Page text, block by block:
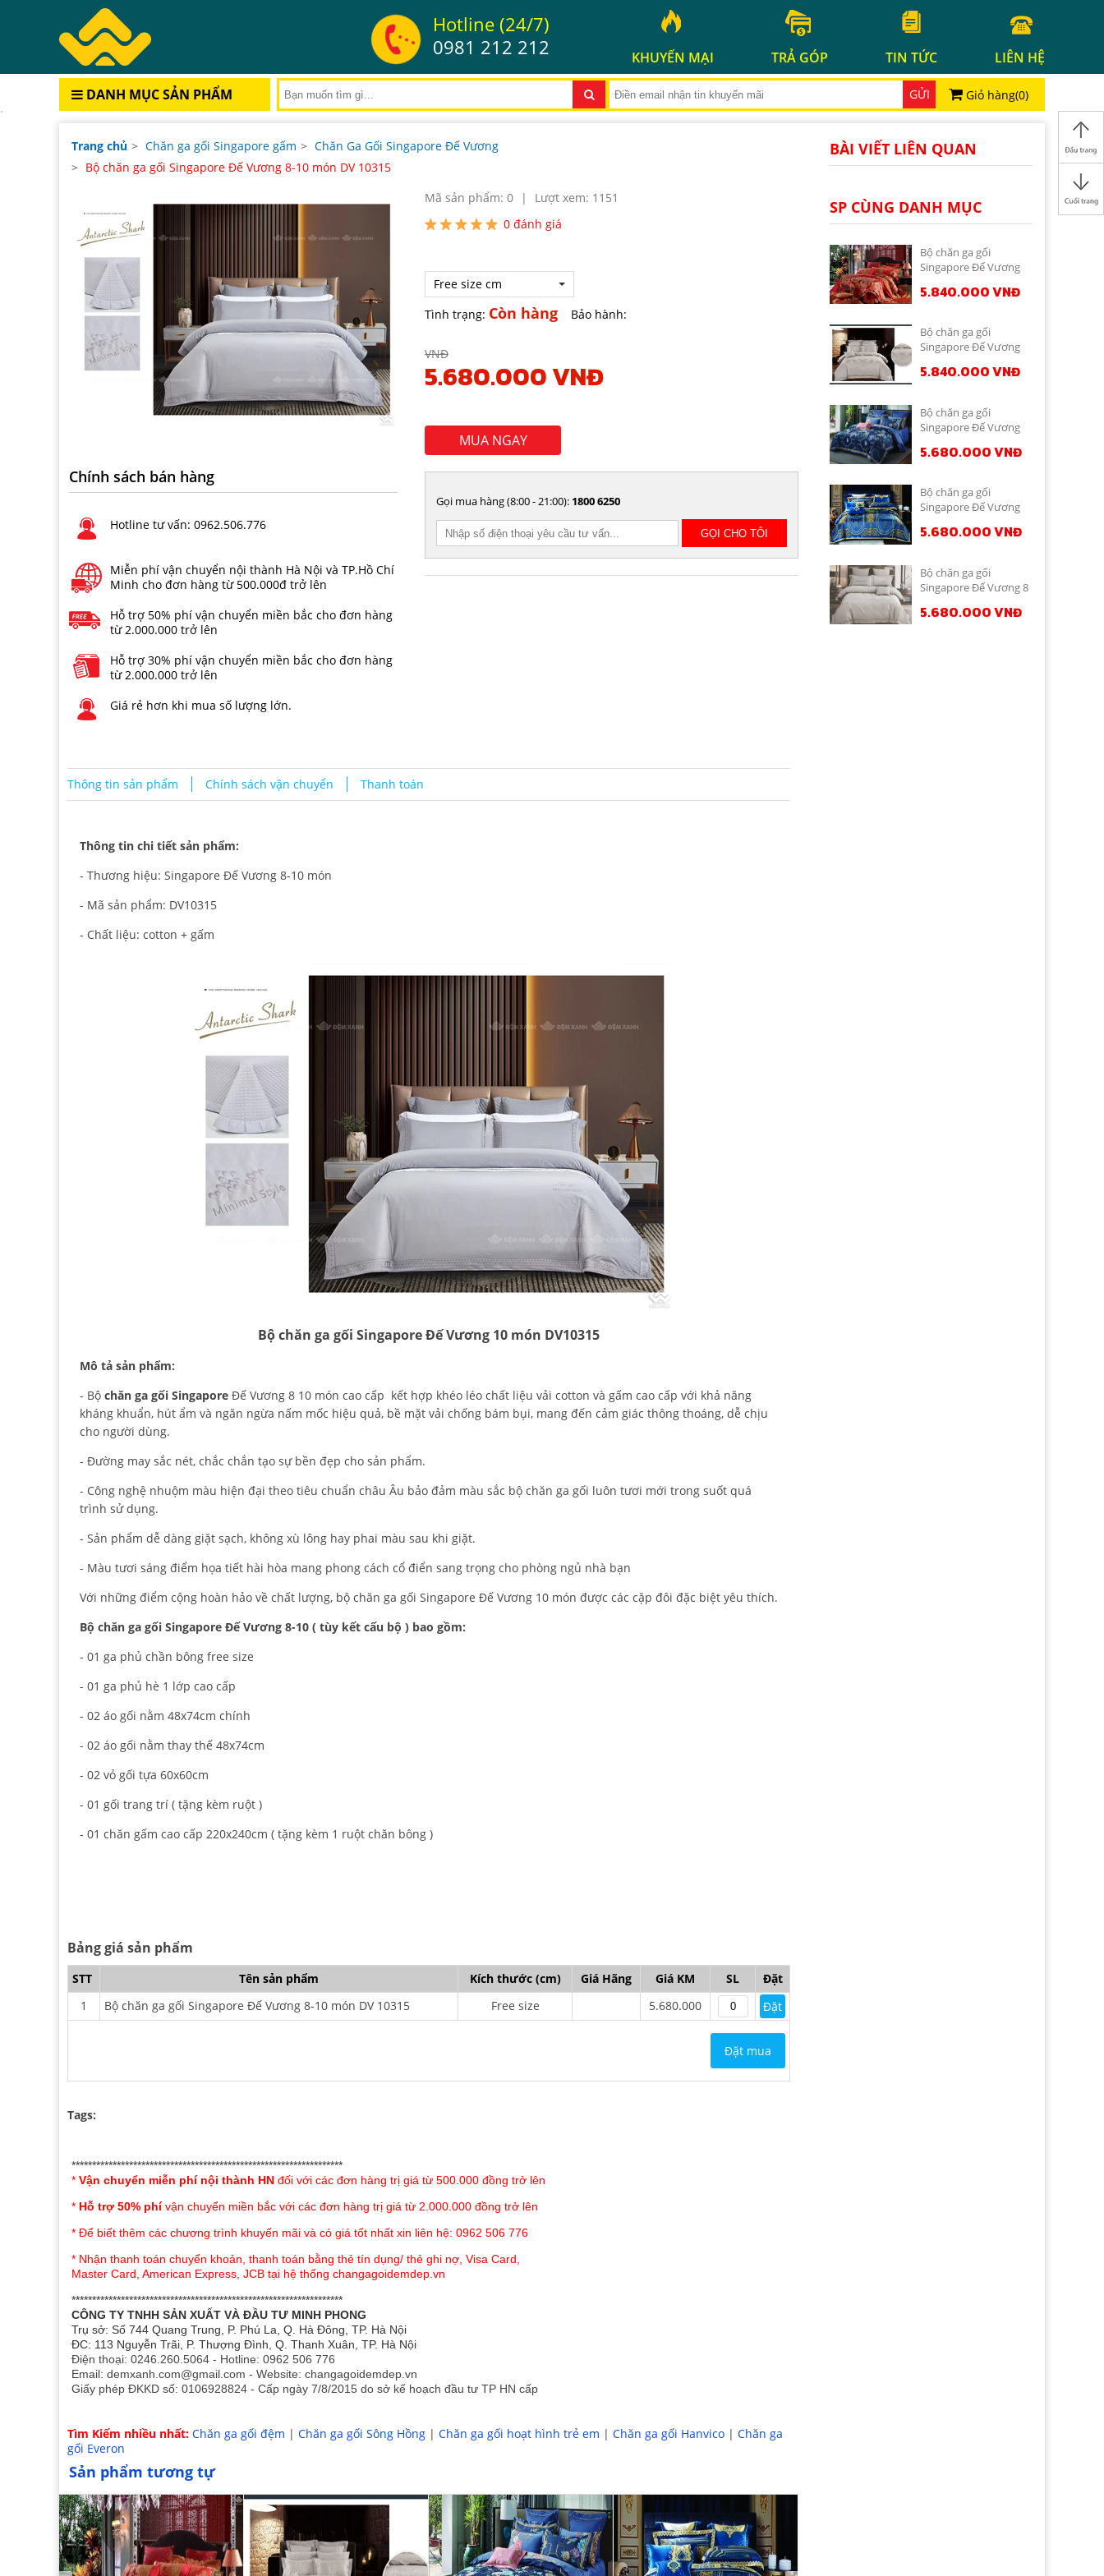
Hotline (24/7)
0981 212 212
KHUYẾN MẠI TRẢ GÓP TIN TỨC LIÊN HỆ
DANH MỤC SẢN PHẨM GỬI Giỏ hàng(0)
Trang chủ > Chăn ga gối Singapore gấm > Chăn Ga Gối Singapore Đế Vương
> Bộ chăn ga gối Singapore Đế Vương 8-10 món DV 10315
Chính sách bán hàng
Hotline tư vấn: 0962.506.776
Miễn phí vận chuyển nội thành Hà Nội và TP.Hồ Chí
Minh cho đơn hàng từ 500.000đ trở lên
Hỗ trợ 50% phí vận chuyển miền bắc cho đơn hàng
từ 2.000.000 trở lên
Hỗ trợ 30% phí vận chuyển miền bắc cho đơn hàng
từ 2.000.000 trở lên
Giá rẻ hơn khi mua số lượng lớn.
Mã sản phẩm: 0 |
Lượt xem: 1151
0 đánh giá
Free size cm
Tình trạng: Còn hàng Bảo hành:
VNĐ
5.680.000 VNĐ
MUA NGAY
Gọi mua hàng (8:00 - 21:00): 1800 6250
Thông tin sản phẩm Chính sách vận chuyển Thanh toán
Thông tin chi tiết sản phẩm:
- Thương hiệu: Singapore Đế Vương 8-10 món
- Mã sản phẩm: DV10315
- Chất liệu: cotton + gấm
Bộ chăn ga gối Singapore Đế Vương 10 món DV10315
Mô tả sản phẩm:
- Bộ chăn ga gối Singapore Đế Vương 8 10 món cao cấp kết hợp khéo léo chất liệu vải cotton và gấm cao cấp với khả năng
kháng khuẩn, hút ẩm và ngăn ngừa nấm mốc hiệu quả, bề mặt vải chống bám bụi, mang đến cảm giác thông thoáng, dễ chịu
cho người dùng.
- Đường may sắc nét, chắc chắn tạo sự bền đẹp cho sản phẩm.
- Công nghệ nhuộm màu hiện đại theo tiêu chuẩn châu Âu bảo đảm màu sắc bộ chăn ga gối luôn tươi mới trong suốt quá
trình sử dụng.
- Sản phẩm dễ dàng giặt sạch, không xù lông hay phai màu sau khi giặt.
- Màu tươi sáng điểm họa tiết hài hòa mang phong cách cổ điển sang trọng cho phòng ngủ nhà bạn
Với những điểm cộng hoàn hảo về chất lượng, bộ chăn ga gối Singapore Đế Vương 10 món được các cặp đôi đặc biệt yêu thích.
Bộ chăn ga gối Singapore Đế Vương 8-10 ( tùy kết cấu bộ ) bao gồm:
- 01 ga phủ chần bông free size
- 01 ga phủ hè 1 lớp cao cấp
- 02 áo gối nằm 48x74cm chính
- 02 áo gối nằm thay thế 48x74cm
- 02 vỏ gối tựa 60x60cm
- 01 gối trang trí ( tặng kèm ruột )
- 01 chăn gấm cao cấp 220x240cm ( tặng kèm 1 ruột chăn bông )
Bảng giá sản phẩm
STT Tên sản phẩm Kích thước (cm) Giá Hãng Giá KM SL
Đặt
1
Bộ chăn ga gối Singapore Đế Vương 8-10 món DV 10315 Free size 5.680.000 Đặt
Đặt mua
Tags:
******************************************************************
* Vận chuyển miễn phí nội thành HN đối với các đơn hàng trị giá từ 500.000 đồng trở lên
* Hỗ trợ 50% phívận chuyển miền bắc với các đơn hàng trị giá từ 2.000.000 đồng trở lên
* Để biết thêm các chương trình khuyến mãi và có giá tốt nhất xin liên hệ: 0962 506 776
* Nhận thanh toán chuyển khoản, thanh toán bằng thẻ tín dụng/ thẻ ghi nợ, Visa Card,
Master Card, American Express, JCB tại hệ thống changagoidemdep.vn
******************************************************************
CÔNG TY TNHH SẢN XUẤT VÀ ĐẦU TƯ MINH PHONG
Trụ sở: Số 744 Quang Trung, P. Phú La, Q. Hà Đông, TP. Hà Nội
ĐC: 113 Nguyễn Trãi, P. Thượng Đình, Q. Thanh Xuân, TP. Hà Nội
Điện thoại: 0246.260.5064 - Hotline: 0962 506 776
Email: demxanh.com@gmail.com - Website: changagoidemdep.vn
Giấy phép ĐKKD số: 0106928824 - Cấp ngày 7/8/2015 do sở kế hoạch đầu tư TP HN cấp
Tìm Kiếm nhiều nhất: Chăn ga gối đệm | Chăn ga gối Sông Hồng | Chăn ga gối hoạt hình trẻ em | Chăn ga gối Hanvico | Chăn ga
gối Everon
Sản phẩm tương tự
BÀI VIẾT LIÊN QUAN
SP CÙNG DANH MỤC
Bộ chăn ga gối
Singapore Đế Vương
5.840.000 VNĐ
Bộ chăn ga gối
Singapore Đế Vương
5.840.000 VNĐ
Bộ chăn ga gối
Singapore Đế Vương
5.680.000 VNĐ
Bộ chăn ga gối
Singapore Đế Vương
5.680.000 VNĐ
Bộ chăn ga gối
Singapore Đế Vương 8
5.680.000 VNĐ